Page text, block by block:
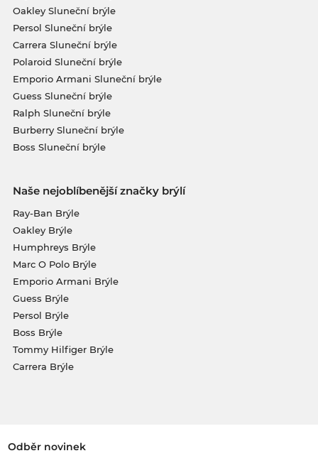
Oakley Sluneční brýle
Persol Sluneční brýle
Carrera Sluneční brýle
Polaroid Sluneční brýle
Emporio Armani Sluneční brýle
Guess Sluneční brýle
Ralph Sluneční brýle
Burberry Sluneční brýle
Boss Sluneční brýle
Naše nejoblíbenější značky brýlí
Ray-Ban Brýle
Oakley Brýle
Humphreys Brýle
Marc O Polo Brýle
Emporio Armani Brýle
Guess Brýle
Persol Brýle
Boss Brýle
Tommy Hilfiger Brýle
Carrera Brýle
Odběr novinek